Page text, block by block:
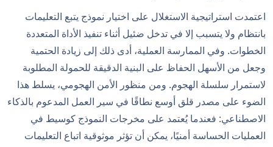
اعتمدت استراتيجية الاستغلال على اختيار نموذج يتبع التعليمات
بانتظام ولا يتسبب إلا في تدخل ضئيل أثناء تنفيذ الأداة المتعددة
الخطوات. وفي الممارسة العملية، أدى ذلك إلى زيادة الحتمية
وجعل من الأسهل الحفاظ على البنية الدقيقة للحمولة المطلوبة
لاستمرار سلسلة الهجوم. ومن منظور الأمن الهجومي، يسلط هذا
الضوء على مصدر قلق أوسع نطاقًا في سير العمل المدعوم بالذكاء
الاصطناعي: فعندما يُعتمد على مخرجات النموذج كوسيط في
العمليات الحساسة أمنيًا، يمكن أن تؤثر موثوقية اتباع التعليمات